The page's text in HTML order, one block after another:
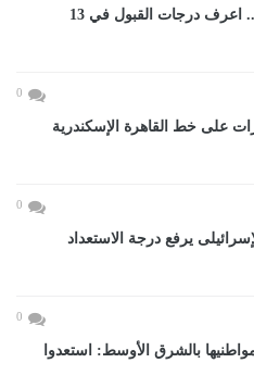
تنسيق الثانوى العام 2027.. اعرف درجات القبول في 13
0
على خط القاهرة الإسكندرية
0
يرفع درجة الاستعداد
0
بالشرق الأوسط: استعدوا